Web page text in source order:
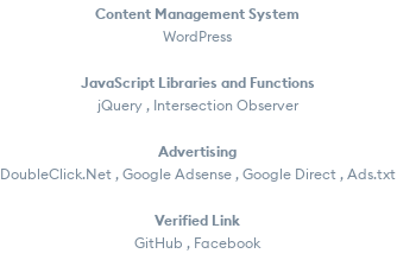
Content Management System
WordPress
JavaScript Libraries and Functions
jQuery , Intersection Observer
Advertising
DoubleClick.Net , Google Adsense , Google Direct , Ads.txt
Verified Link
GitHub , Facebook